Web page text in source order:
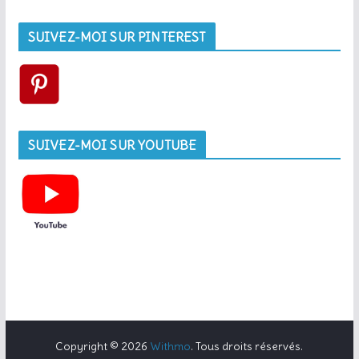
SUIVEZ-MOI SUR PINTEREST
SUIVEZ-MOI SUR YOUTUBE
Copyright © 2026 Withmo. Tous droits réservés.